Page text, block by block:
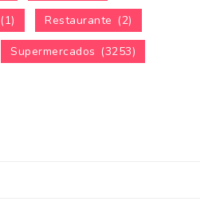
(1) Restaurante (2)
Supermercados (3253)